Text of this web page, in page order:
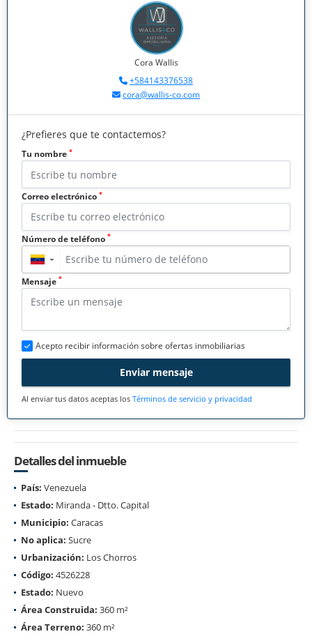
Cora Wallis
+584143376538
cora@wallis-co.com
¿Prefieres que te contactemos?
Tu nombre *
Correo electrónico *
Número de teléfono *
▼
Mensaje *
Acepto recibir información sobre ofertas inmobiliarias
Enviar mensaje
Al enviar tus datos aceptas los Términos de servicio y privacidad
Detalles del inmueble
País: Venezuela
Estado: Miranda - Dtto. Capital
Municipio: Caracas
No aplica: Sucre
Urbanización: Los Chorros
Código: 4526228
Estado: Nuevo
Área Construida: 360 m²
Área Terreno: 360 m²